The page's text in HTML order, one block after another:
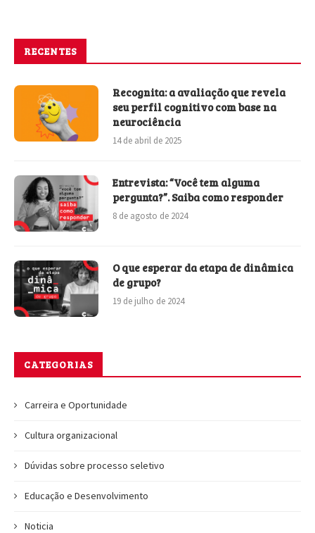
RECENTES
Recognita: a avaliação que revela
seu perfil cognitivo com base na
neurociência
14 de abril de 2025
Entrevista: “Você tem alguma
pergunta?”. Saiba como responder
8 de agosto de 2024
O que esperar da etapa de dinâmica
de grupo?
19 de julho de 2024
CATEGORIAS
Carreira e Oportunidade
Cultura organizacional
Dúvidas sobre processo seletivo
Educação e Desenvolvimento
Noticia